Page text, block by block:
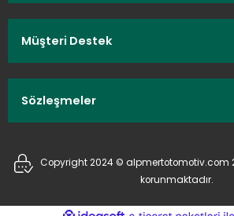
Müşteri Destek
Sözleşmeler
Copyright 2024 © alpmertotomotiv.com
korunmaktadır.